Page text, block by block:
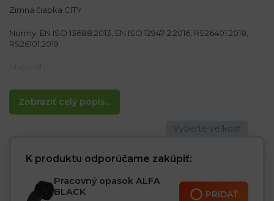
Zobraziť celý popis...
Zimná čiapka CITY
Normy: EN ISO 13688:2013, EN ISO 12947-2:2016, RS26401:2018,
RS26101:2019
100% polyesterová podšívka flís
Vlastnosti:
K produktu odporúčame zakúpiť:
Pracovný opasok ALFA
BLACK
PRIDAŤ